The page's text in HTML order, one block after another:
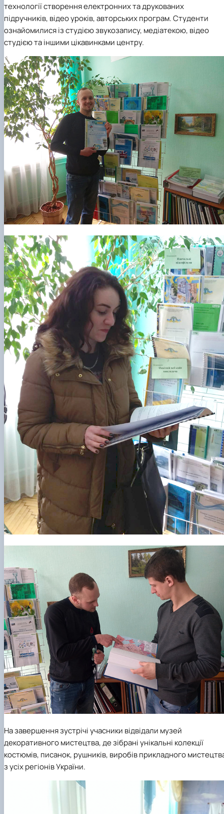
технології створення електронних та друкованих
підручників, відео уроків, авторських програм. Студенти
ознайомилися із студією звукозапису, медіатекою, відео
студією та іншими цікавинками центру.
На завершення зустрічі учасники відвідали музей
декоративного мистецтва, де зібрані унікальні колекції
костюмів, писанок, рушників, виробів прикладного
з усіх регіонів України.